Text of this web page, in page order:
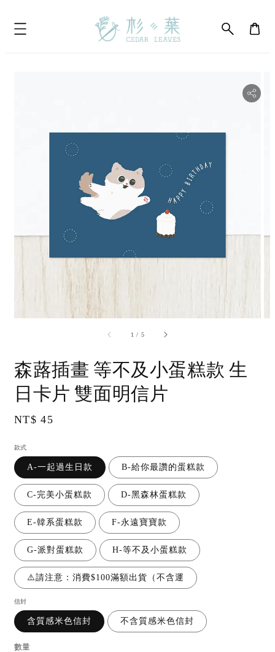
1 / accessibility.of
5
森蕗插畫 等不及小蛋糕款 生
日卡片 雙面明信片
Regular
NT$ 45
款式
A-一起過生日款 B-給你最讚的蛋糕款
C-完美小蛋糕款 D-黑森林蛋糕款
E-韓系蛋糕款 F-永遠寶寶款
G-派對蛋糕款 H-等不及小蛋糕款
⚠️請注意：消費$100滿額出貨（不含運
信封
含質感米色信封 不含質感米色信封
數量